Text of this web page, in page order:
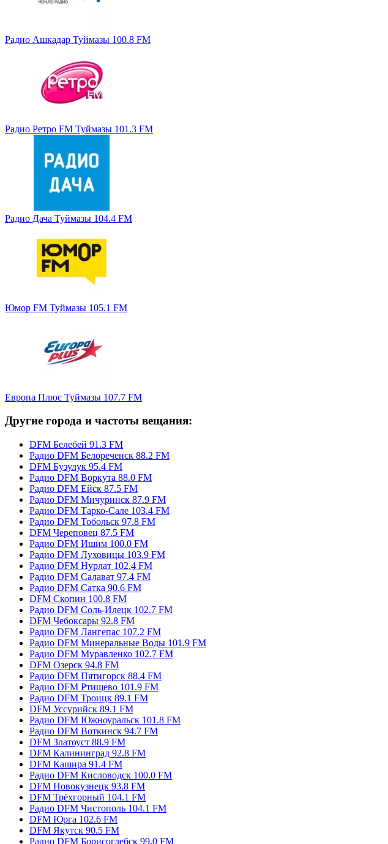
Радио Ашкадар Туймазы 100.8 FM
Радио Ретро FM Туймазы 101.3 FM
Радио Дача Туймазы 104.4 FM
Юмор FM Туймазы 105.1 FM
Европа Плюс Туймазы 107.7 FM
Другие города и частоты вещания:
DFM Белебей 91.3 FM
Радио DFM Белореченск 88.2 FM
DFM Бузулук 95.4 FM
Радио DFM Воркута 88.0 FM
Радио DFM Ейск 87.5 FM
Радио DFM Мичуринск 87.9 FM
Радио DFM Тарко-Сале 103.4 FM
Радио DFM Тобольск 97.8 FM
DFM Череповец 87.5 FM
Радио DFM Ишим 100.0 FM
Радио DFM Луховицы 103.9 FM
Радио DFM Нурлат 102.4 FM
Радио DFM Салават 97.4 FM
Радио DFM Сатка 90.6 FM
DFM Скопин 100.8 FM
Радио DFM Соль-Илецк 102.7 FM
DFM Чебоксары 92.8 FM
Радио DFM Лангепас 107.2 FM
Радио DFM Минеральные Воды 101.9 FM
Радио DFM Муравленко 102.7 FM
DFM Озерск 94.8 FM
Радио DFM Пятигорск 88.4 FM
Радио DFM Ртищево 101.9 FM
Радио DFM Троицк 89.1 FM
DFM Уссурийск 89.1 FM
Радио DFM Южноуральск 101.8 FM
Радио DFM Воткинск 94.7 FM
DFM Златоуст 88.9 FM
DFM Калининград 92.8 FM
DFM Кашира 91.4 FM
Радио DFM Кисловодск 100.0 FM
DFM Новокузнецк 93.8 FM
DFM Трёхгорный 104.1 FM
Радио DFM Чистополь 104.1 FM
DFM Юрга 102.6 FM
DFM Якутск 90.5 FM
Радио DFM Борисоглебск 99.0 FM